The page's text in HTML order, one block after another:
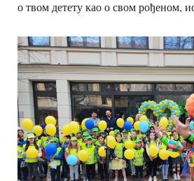
о твом детету као о свом рођеном,